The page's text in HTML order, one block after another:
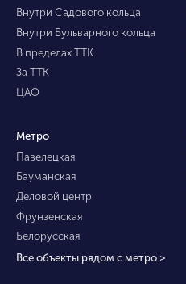
Внутри Садового кольца
Внутри Бульварного кольца
В пределах ТТК
За ТТК
ЦАО
Метро
Павелецкая
Бауманская
Деловой центр
Фрунзенская
Белорусская
Все объекты рядом с метро >